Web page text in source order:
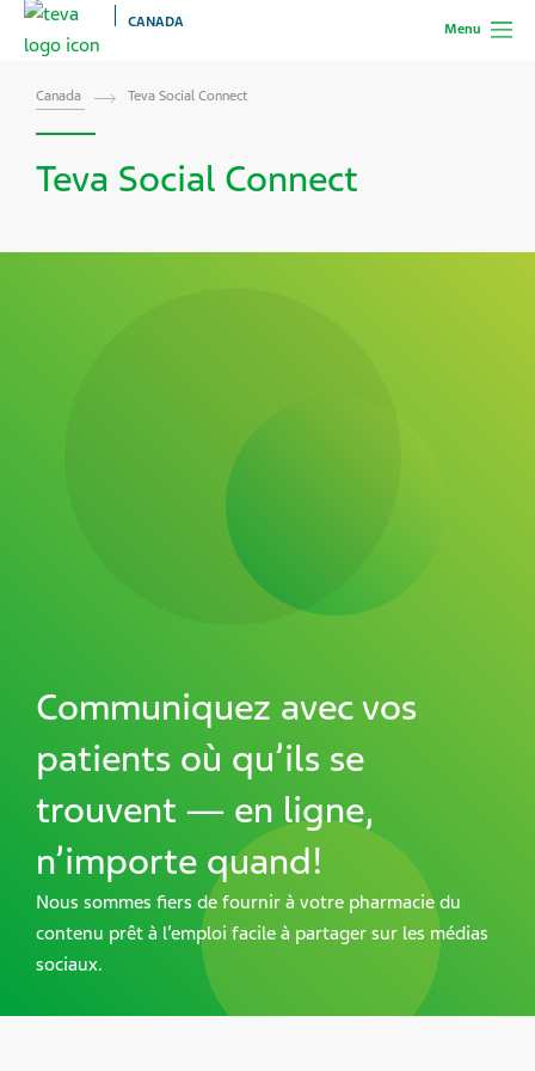
Menu
CANADA
Canada Teva Social Connect
Teva Social Connect
Communiquez avec vos
patients où qu’ils se
trouvent — en ligne,
n’importe quand!
Nous sommes fiers de fournir à votre pharmacie du
contenu prêt à l’emploi facile à partager sur les médias
sociaux.